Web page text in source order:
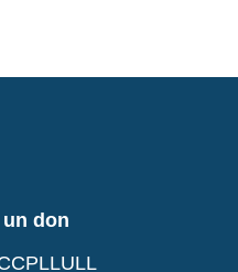
un don